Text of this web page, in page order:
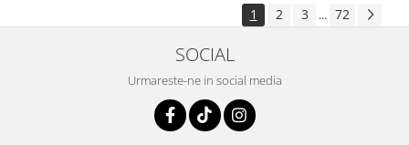
1 2 3 ... 72
SOCIAL
Urmareste-ne in social media